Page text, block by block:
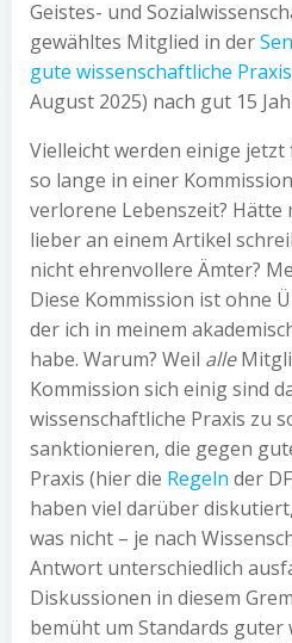
Geistes- und
gewähltes Mitglied in der
gute wissenschaftliche Praxis
August 2025) nach gut 15
Vielleicht werden einige
so lange in einer
verlorene Lebenszeit? Hätte
lieber an einem Artikel
nicht ehrenvollere Ämter?
Diese Kommission ist ohne
der ich in meinem
habe. Warum? Weil alle
Kommission sich einig sind
wissenschaftliche Praxis zu
sanktionieren, die gegen
Praxis (hier die Regeln der
haben viel darüber
was nicht – je nach
Antwort unterschiedlich
Diskussionen in diesem
bemüht um Standards guter